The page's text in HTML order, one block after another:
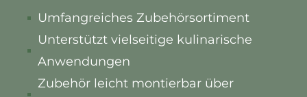
Umfangreiches Zubehörsortiment
Unterstützt vielseitige kulinarische
Anwendungen
Zubehör leicht montierbar über